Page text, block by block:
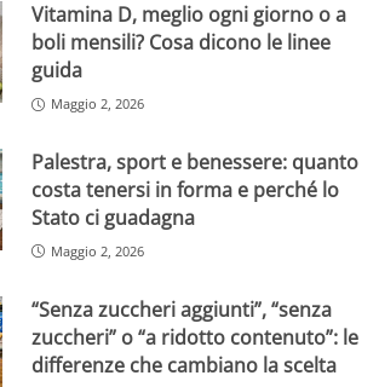
Vitamina D, meglio ogni giorno o a
boli mensili? Cosa dicono le linee
guida
Maggio 2, 2026
Palestra, sport e benessere: quanto
costa tenersi in forma e perché lo
Stato ci guadagna
Maggio 2, 2026
“Senza zuccheri aggiunti”, “senza
zuccheri” o “a ridotto contenuto”: le
differenze che cambiano la scelta